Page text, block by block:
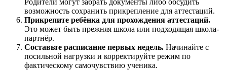
возможность сохранить прикрепление для аттестаций.
Прикрепите ребёнка для прохождения аттестаций.
Это может быть прежняя школа или подходящая школа-
партнёр.
Составьте расписание первых недель. Начинайте с
посильной нагрузки и корректируйте режим по
фактическому самочувствию ученика.